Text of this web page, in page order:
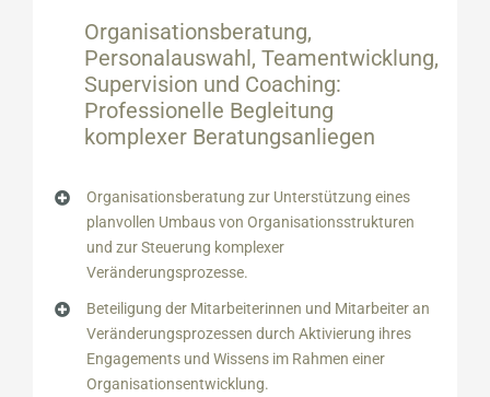
Organisationsberatung,
Personalauswahl, Teamentwicklung,
Supervision und Coaching:
Professionelle Begleitung
komplexer Beratungsanliegen
Organisationsberatung zur Unterstützung eines
planvollen Umbaus von Organisationsstrukturen
und zur Steuerung komplexer
Veränderungsprozesse.
Beteiligung der Mitarbeiterinnen und Mitarbeiter an
Veränderungsprozessen durch Aktivierung ihres
Engagements und Wissens im Rahmen einer
Organisationsentwicklung.